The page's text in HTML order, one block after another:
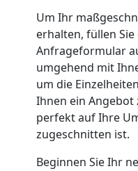
Um Ihr
erhalten, füllen
Anfrageformular
umgehend mit
um die
Ihnen ein
perfekt auf Ihre
zugeschnitten ist.
Beginnen Sie Ihr